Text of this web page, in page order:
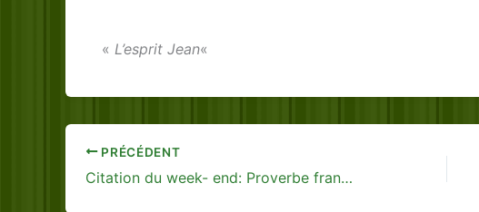
« L’esprit Jean«
PRÉCÉDENT
Citation du week- end: Proverbe français